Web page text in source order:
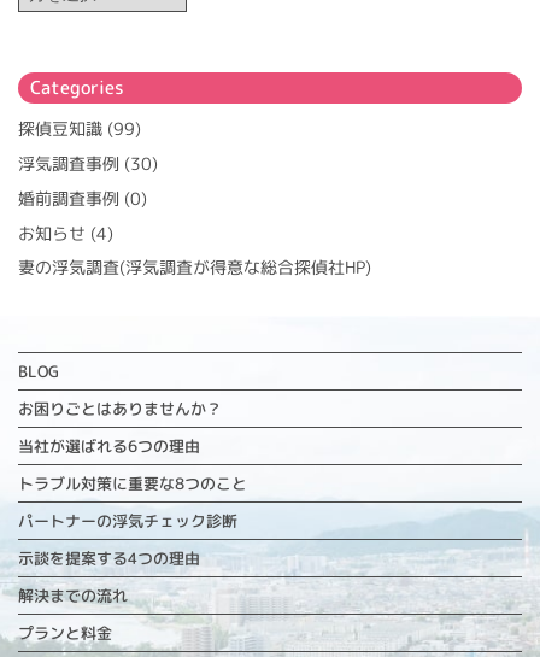
Categories
探偵豆知識 (99)
浮気調査事例 (30)
婚前調査事例 (0)
お知らせ (4)
妻の浮気調査(浮気調査が得意な総合探偵社HP)
BLOG
お困りごとはありませんか？
当社が選ばれる6つの理由
トラブル対策に重要な8つのこと
パートナーの浮気チェック診断
示談を提案する4つの理由
解決までの流れ
プランと料金